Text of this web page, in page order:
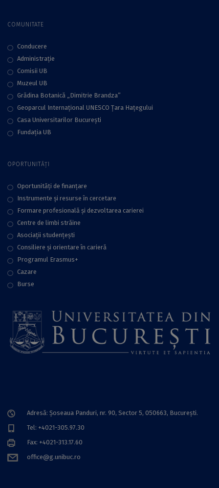
COMUNITATE
Conducere
Administraţie
Comisii UB
Muzeul UB
Grădina Botanică „Dimitrie Brandza”
Geoparcul Internațional UNESCO Țara Hațegului
Casa Universitarilor București
Fundaţia UB
OPORTUNITĂȚI
Oportunități de finanțare
Instrumente și resurse în cercetare
Formare profesională și dezvoltarea carierei
Centre de limbi străine
Asociații studențești
Consiliere şi orientare în carieră
Programul Erasmus+
Cazare
Burse
Adresă: Șoseaua Panduri, nr. 90, Sector 5, 050663, Bucureşti.
Tel: +4021-305.97.30
Fax: +4021-313.17.60
office@g.unibuc.ro